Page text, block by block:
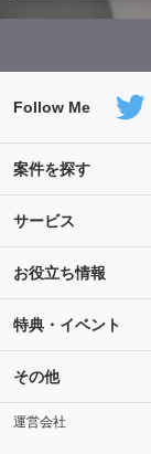
Follow Me
案件を探す
条件を指定して案件を
Salesforce案件特集
サービス
サービス紹介
ご登録から参画までの
お役立ち情報
ライフ
キャリア
特典・イベント
セミナー
その他
メディアパートナー
運営会社